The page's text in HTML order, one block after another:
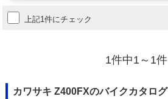
上記1件にチェック
1件中1～1件
カワサキ Z400FXのバイクカタログ